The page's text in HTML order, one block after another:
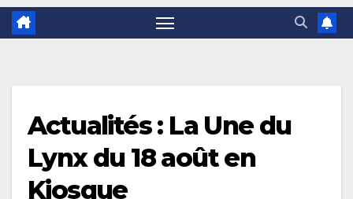
Actualités : La Une du
Lynx du 18 août en
Kiosque